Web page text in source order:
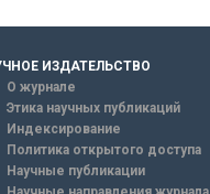
ИЗДАТЕЛЬСТВО
О журнале
Этика научных публикаций
Индексирование
Политика открытого доступа
Научные публикации